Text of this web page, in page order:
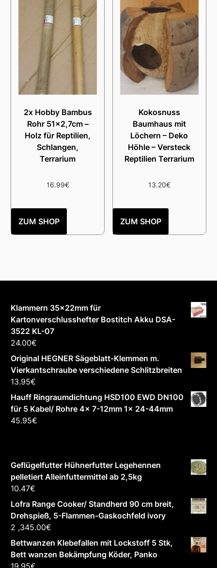
2x Hobby Bambus
Rohr 51×2,7cm –
Holz für Reptilien,
Schlangen,
Terrarium
16.99€
ZUM SHOP
Kokosnuss
Baumhaus mit
Löchern – Deko
Höhle – Versteck
Reptilien Terrarium
13.20€
ZUM SHOP
Klammern 35×22mm für
Kartonverschlusshefter Bostitch Akku DSA-
3522 KL-07
24.00€
Original HEGNER Sägeblatt-Klemmen m.
Vierkantschraube verschiedene Schlitzbreiten
13.95€
Hauff Ringraumdichtung HSD100 EWD DN100
für 5 Kabel/ Rohre 4x 7-12mm 1x 24-44mm
45.95€
Geflügelfutter Hühnerfutter Legehennen
pelletiert Alleinfuttermittel ab 2,5kg
10.47€
Lofra Range Cooker/ Standherd 90 cm breit,
Drehspieß, 5-Flammen-Gaskochfeld ivory
2 ,345.00€
Bettwanzen Klebefallen mit Lockstoff 5 Stk,
Bett wanzen Bekämpfung Köder, Panko